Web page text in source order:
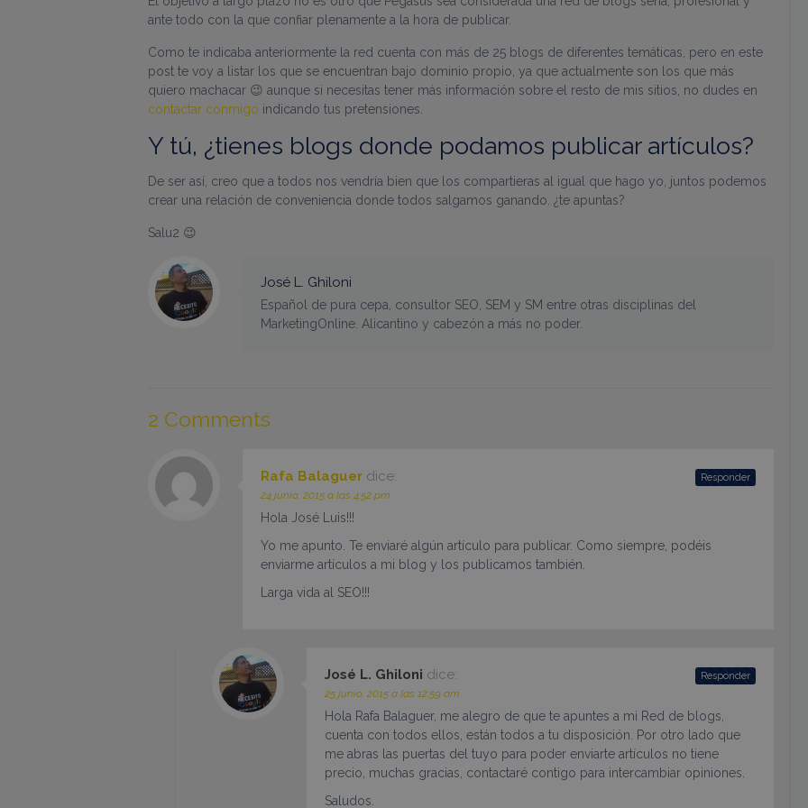
ante todo con la que confiar plenamente a la hora de publicar.
Como te indicaba anteriormente la red cuenta con más de 25 blogs de diferentes temáticas, pero en este
post te voy a listar los que se encuentran bajo dominio propio, ya que actualmente son los que más
quiero machacar 😉 aunque si necesitas tener más información sobre el resto de mis sitios, no dudes en
contactar conmigo indicando tus pretensiones.
Y tú, ¿tienes blogs donde podamos publicar artículos?
De ser así, creo que a todos nos vendría bien que los compartieras al igual que hago yo, juntos podemos
crear una relación de conveniencia donde todos salgamos ganando. ¿te apuntas?
Salu2 😉
José L. Ghiloni
Español de pura cepa, consultor SEO, SEM y SM entre otras disciplinas del
MarketingOnline. Alicantino y cabezón a más no poder.
2 Comments
Rafa Balaguer dice:
24 junio, 2015 a las 4:52 pm
Hola José Luis!!!
Yo me apunto. Te enviaré algún artículo para publicar. Como siempre, podéis
enviarme artículos a mi blog y los publicamos también.
Larga vida al SEO!!!
Responder
José L. Ghiloni dice:
25 junio, 2015 a las 12:59 am
Hola Rafa Balaguer, me alegro de que te apuntes a mi Red de blogs,
cuenta con todos ellos, están todos a tu disposición. Por otro lado que
me abras las puertas del tuyo para poder enviarte artículos no tiene
precio, muchas gracias, contactaré contigo para intercambiar opiniones.
Saludos.
Responder
significativa del servicio de análisis de Google más utilizado. Esta
usuarios únicos asignando un número generado aleatoriamente
sesiones y campañas para los informes de análisis de sitios. De
después de 2 años, aunque los propietarios de sitios web pueden
_gid
.joseluisghiloni.com 1 día
Este nombre de cookie está asociado con Google Analytics. Es
analytics.js y, según Google Analytics, esta cookie se utiliza para
se utiliza para acelerar la tasa de solicitud, lo que limita la
tráfico. Caduca a los 10 minutos.
días
intereses y mostrarle anuncios relevantes en otros sitios.
bp_user-registered
joseluisghiloni.com
13 años 8 meses
__smVID
joseluisghiloni.com
1 mes
csv
.reddit.com 2 años